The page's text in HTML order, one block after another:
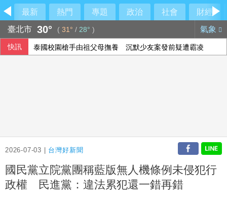
最新 熱門 專題 政治 社會
財經
臺北市 30° ( 31° / 28° ) 氣象
快訊 泰國校園槍手由祖父母撫養 沉默少友案發前疑遭霸凌
2026-07-03 | 台灣好新聞
國民黨立院黨團稱藍版無人機條例未侵犯行
政權 民進黨：違法累犯還一錯再錯